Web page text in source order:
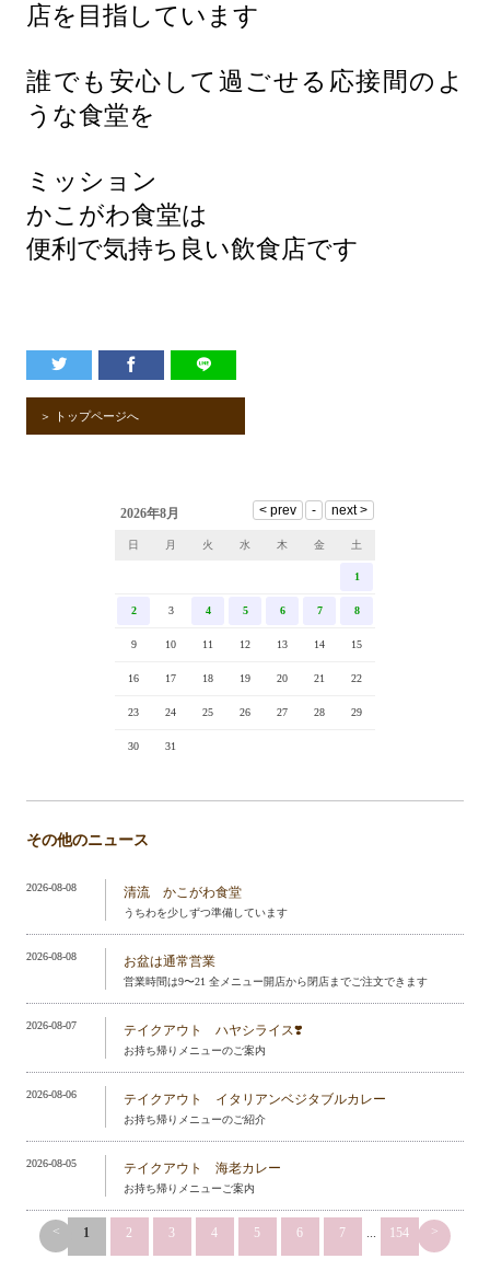
店を目指しています
誰でも安心して過ごせる応接間のよ
うな食堂を
ミッション
かこがわ食堂は
便利で気持ち良い飲食店です
＞ トップページへ
2026年8月
日 月 火 水 木 金 土
1
2 3 4 5 6 7 8
9 10 11 12 13 14 15
16 17 18 19 20 21 22
23 24 25 26 27 28 29
30 31
その他のニュース
2026-08-08 清流 かこがわ食堂
うちわを少しずつ準備しています
2026-08-08 お盆は通常営業
営業時間は9〜21 全メニュー開店から閉店までご注文できます
2026-08-07 テイクアウト ハヤシライス❣️
お持ち帰りメニューのご案内
2026-08-06 テイクアウト イタリアンベジタブルカレー
お持ち帰りメニューのご紹介
2026-08-05 テイクアウト 海老カレー
お持ち帰りメニューご案内
< 1 2 3 4 5 6 7 ... 154 >